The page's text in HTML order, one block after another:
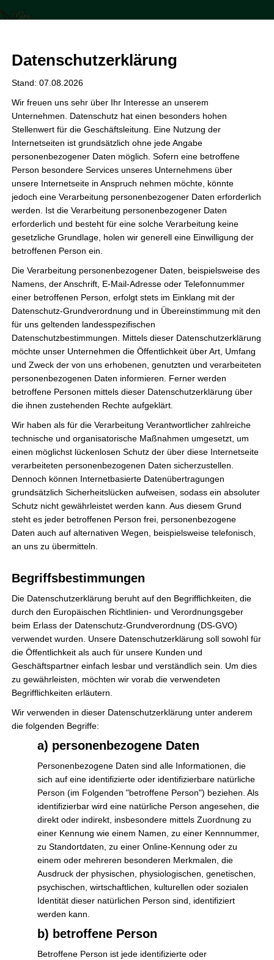
Inhalt
Schule
Wir verlängern „Klasse 2000“
Förderverein,Schule
„Gesund, stark und selbstbewusst – so sollen Kinder
aufwachsen. Dabei hilft ihnen Klasse2000, ein leicht
umsetzbares und wirkungsvolles Unterrichtsprogramm.“ Wie
auch in den letzten Jahren übernimmt der Förderverein die
Partnerschaft für das Klasse 2000 Programm der jetzigen 4.
Klasse.Wir freuen uns über die freundliche Unterstützung der
Sparkasse Hildesheim Goslar Peine, die uns hilft dieses
Projekt […]
Wir
verlängern
Weiterlesen »
Eindrücke Einschulung 2024/25
Aktion,Förderverein,Schule,Veranstaltung
Bei bestem Wetter wurden in diesem Jahr erstmalig 5 neue
Schulklassen eingeschult!Diese Größe hat die Schule vor
einige Herausforderungen gestellt. Aber wie in jedem Jahr
stand der Förderverein der Grundschule tatkräftig zur Seite.
Gemeinsam sorgten wir dafür, dass auch dieser Jahrgang
eine unvergessliche Einschulung erleben konnte.Während der
freundlicherweise von Party.Rent
Eindrücke
Einschulung
2024/25
Weiterlesen »
Willkommen zurück! & Hilfe für die
Einschulung 24/25
Förderverein,Schule,Veranstaltung
dem Ganztagspersonal und allen weiteren Schulbediensteten
einen guten Start ins neue Schuljahr! Für die einen ist es die
Rückkehr in den Schulalltag, für die anderen steht am
nächsten Samstag den 10.08.2024 die Einschulung an.Dazu
laufen bereits die Vorbereitungen seit längerem. Die
Geschenketüten sind gepackt, der Einkauf ist geplant,
Willkommen
zurück!
Einschulung
Weiterlesen »
Schulfest am 06.06.2024 –
Gemeinsam in Bewegung
Förderverein,Projektwoche,Schule
Datenschutzerklärung
Stand: 07.08.2026
Wir freuen uns sehr über Ihr Interesse an unserem
Unternehmen. Datenschutz hat einen besonders hohen
Stellenwert für die Geschäftsleitung. Eine Nutzung der
Internetseiten ist grundsätzlich ohne jede Angabe
personenbezogener Daten möglich. Sofern eine betroffene
Person besondere Services unseres Unternehmens über
unsere Internetseite in Anspruch nehmen möchte, könnte
jedoch eine Verarbeitung personenbezogener Daten erforderlich
werden. Ist die Verarbeitung personenbezogener Daten
erforderlich und besteht für eine solche Verarbeitung keine
gesetzliche Grundlage, holen wir generell eine Einwilligung der
betroffenen Person ein.
Die Verarbeitung personenbezogener Daten, beispielsweise des
Namens, der Anschrift, E-Mail-Adresse oder Telefonnummer
einer betroffenen Person, erfolgt stets im Einklang mit der
Datenschutz-Grundverordnung und in Übereinstimmung mit den
für uns geltenden landesspezifischen
Datenschutzbestimmungen. Mittels dieser Datenschutzerklärung
möchte unser Unternehmen die Öffentlichkeit über Art, Umfang
und Zweck der von uns erhobenen, genutzten und verarbeiteten
personenbezogenen Daten informieren. Ferner werden
betroffene Personen mittels dieser Datenschutzerklärung über
die ihnen zustehenden Rechte aufgeklärt.
Wir haben als für die Verarbeitung Verantwortlicher zahlreiche
technische und organisatorische Maßnahmen umgesetzt, um
einen möglichst lückenlosen Schutz der über diese Internetseite
verarbeiteten personenbezogenen Daten sicherzustellen.
Dennoch können Internetbasierte Datenübertragungen
grundsätzlich Sicherheitslücken aufweisen, sodass ein absoluter
Schutz nicht gewährleistet werden kann. Aus diesem Grund
steht es jeder betroffenen Person frei, personenbezogene
Daten auch auf alternativen Wegen, beispielsweise telefonisch,
an uns zu übermitteln.
Begriffsbestimmungen
Die Datenschutzerklärung beruht auf den Begrifflichkeiten, die
durch den Europäischen Richtlinien- und Verordnungsgeber
beim Erlass der Datenschutz-Grundverordnung (DS-GVO)
verwendet wurden. Unsere Datenschutzerklärung soll sowohl für
die Öffentlichkeit als auch für unsere Kunden und
Geschäftspartner einfach lesbar und verständlich sein. Um dies
zu gewährleisten, möchten wir vorab die verwendeten
Begrifflichkeiten erläutern.
Wir verwenden in dieser Datenschutzerklärung unter anderem
die folgenden Begriffe:
a) personenbezogene Daten
Personenbezogene Daten sind alle Informationen, die
sich auf eine identifizierte oder identifizierbare natürliche
Person (im Folgenden "betroffene Person") beziehen. Als
identifizierbar wird eine natürliche Person angesehen, die
direkt oder indirekt, insbesondere mittels Zuordnung zu
einer Kennung wie einem Namen, zu einer Kennnummer,
zu Standortdaten, zu einer Online-Kennung oder zu
einem oder mehreren besonderen Merkmalen, die
Ausdruck der physischen, physiologischen, genetischen,
psychischen, wirtschaftlichen, kulturellen oder sozialen
Identität dieser natürlichen Person sind, identifiziert
werden kann.
b) betroffene Person
Betroffene Person ist jede identifizierte oder